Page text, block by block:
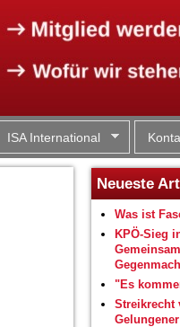
ISA International
Neueste
Was ist
KPÖ-Sieg
"Es
Streikrecht